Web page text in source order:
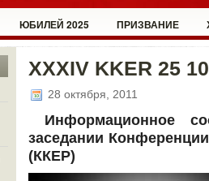
ЮБИЛЕЙ 2025 ПРИЗВАНИЕ
XXXIV KKER 25
28 октября, 2011
Информационное
заседании
(ККЕР)